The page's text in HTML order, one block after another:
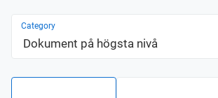
Category
Dokument på högsta nivå